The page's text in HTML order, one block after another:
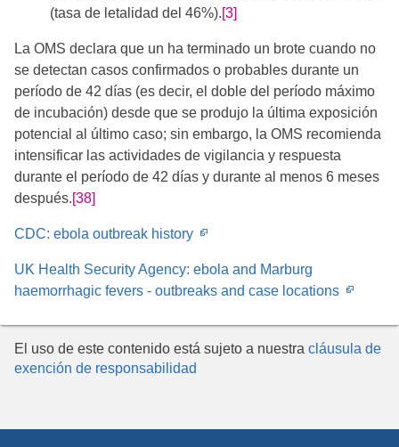
(tasa de letalidad del 46%).[3]
La OMS declara que un ha terminado un brote cuando no
se detectan casos confirmados o probables durante un
período de 42 días (es decir, el doble del período máximo
de incubación) desde que se produjo la última exposición
potencial al último caso; sin embargo, la OMS recomienda
intensificar las actividades de vigilancia y respuesta
durante el período de 42 días y durante al menos 6 meses
después.[38]
CDC: ebola outbreak history
new
window
UK Health Security Agency: ebola and Marburg
haemorrhagic fevers - outbreaks and case locations
El uso de este contenido está sujeto a nuestra cláusula de
exención de responsabilidad